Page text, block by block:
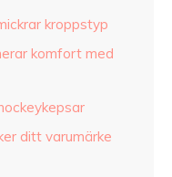
kroppstyp
komfort med
ditt varumärke